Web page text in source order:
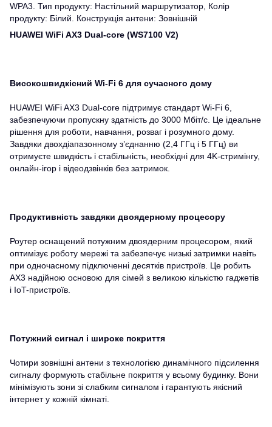
WPA3. Тип продукту: Настільний маршрутизатор, Колір
продукту: Білий. Конструкція антени: Зовнішній
HUAWEI WiFi AX3 Dual-core (WS7100 V2)
Високошвидкісний Wi-Fi 6 для сучасного дому
HUAWEI WiFi AX3 Dual-core підтримує стандарт Wi-Fi 6,
забезпечуючи пропускну здатність до 3000 Мбіт/с. Це ідеальне
рішення для роботи, навчання, розваг і розумного дому.
Завдяки двохдіапазонному з’єднанню (2,4 ГГц і 5 ГГц) ви
отримуєте швидкість і стабільність, необхідні для 4K-стримінгу,
онлайн-ігор і відеодзвінків без затримок.
Продуктивність завдяки двоядерному процесору
Роутер оснащений потужним двоядерним процесором, який
оптимізує роботу мережі та забезпечує низькі затримки навіть
при одночасному підключенні десятків пристроїв. Це робить
AX3 надійною основою для сімей з великою кількістю гаджетів
і IoT-пристроїв.
Потужний сигнал і широке покриття
Чотири зовнішні антени з технологією динамічного підсилення
сигналу формують стабільне покриття у всьому будинку. Вони
мінімізують зони зі слабким сигналом і гарантують якісний
інтернет у кожній кімнаті.